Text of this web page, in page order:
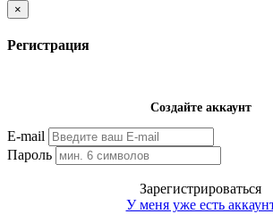
×
Регистрация
Создайте аккаунт
E-mail
Пароль
Зарегистрироваться
У меня уже есть